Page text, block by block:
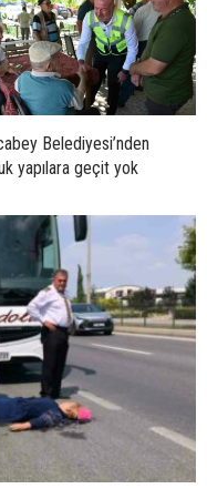
Belediyesi’nden
yapılara geçit yok